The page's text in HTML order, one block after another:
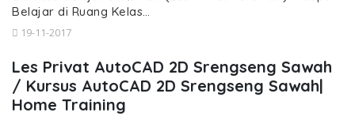
Belajar di Ruang Kelas…
19-11-2017
Les Privat AutoCAD 2D Srengseng Sawah
/ Kursus AutoCAD 2D Srengseng Sawah|
Home Training